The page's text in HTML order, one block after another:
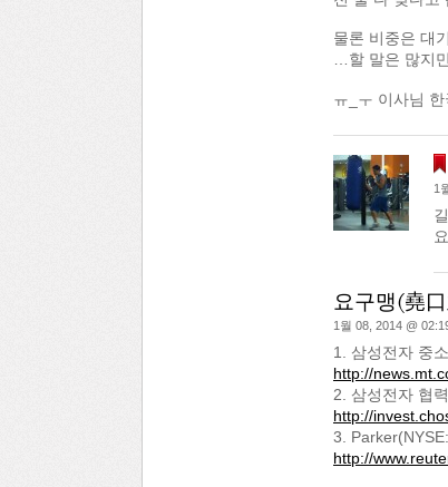
물론 비중은 대
…할 말은 많지
ㅠ_ㅜ 이사님
1
요구맹(堯
1월 08, 2014 @
1. 삼성전자 중
http://
2. 삼성전자 협
http://
3.
http://